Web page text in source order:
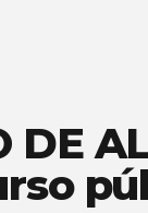
DE